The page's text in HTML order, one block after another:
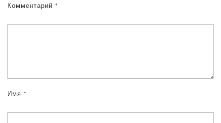
Комментарий *
Имя *